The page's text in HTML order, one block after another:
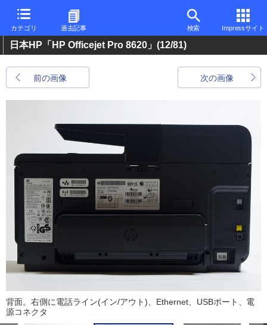
カテゴリ 過去記事 検索 Impressサイト
日本HP「HP Officejet Pro 8620」 (12/81)
前の画像 次の画像
背面。右側に電話ライン(イン/アウト)、Ethernet、USBポート、電
源コネクタ